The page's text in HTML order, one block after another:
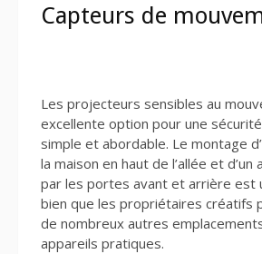
Capteurs de
Les projecteurs sensibles au
excellente option pour une
simple et abordable. Le montage
la maison en haut de l’allée et
par les portes avant et arrière est
bien que les propriétaires créatifs
de nombreux autres
appareils pratiques.